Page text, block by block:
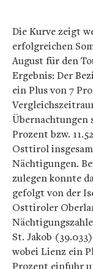
Die Kurve zeigt
erfolgreichen
August für den
Ergebnis: Der
ein Plus von 7
Übernachtungen
Prozent bzw.
Osttirol
Nächtigungen.
zulegen konnte
gefolgt von der
Osttiroler
St. Jakob
wobei Lienz ein
Prozent einfuhr